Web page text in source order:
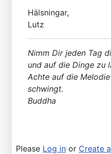
Hälsningar,
Lutz
Nimm Dir jeden Tag
und auf die Dinge zu
Achte auf die
schwingt.
Buddha
Please Log in or Create